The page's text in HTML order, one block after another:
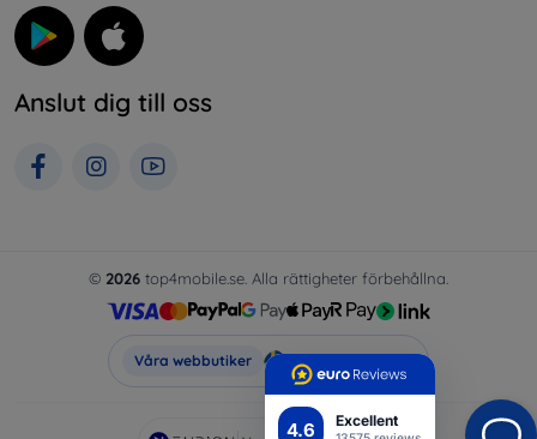
4.6 Excellent
Anslut dig till oss
© 2026 top4mobile.se. Alla rättigheter förbehållna.
Våra webbutiker Top4Mobile.se